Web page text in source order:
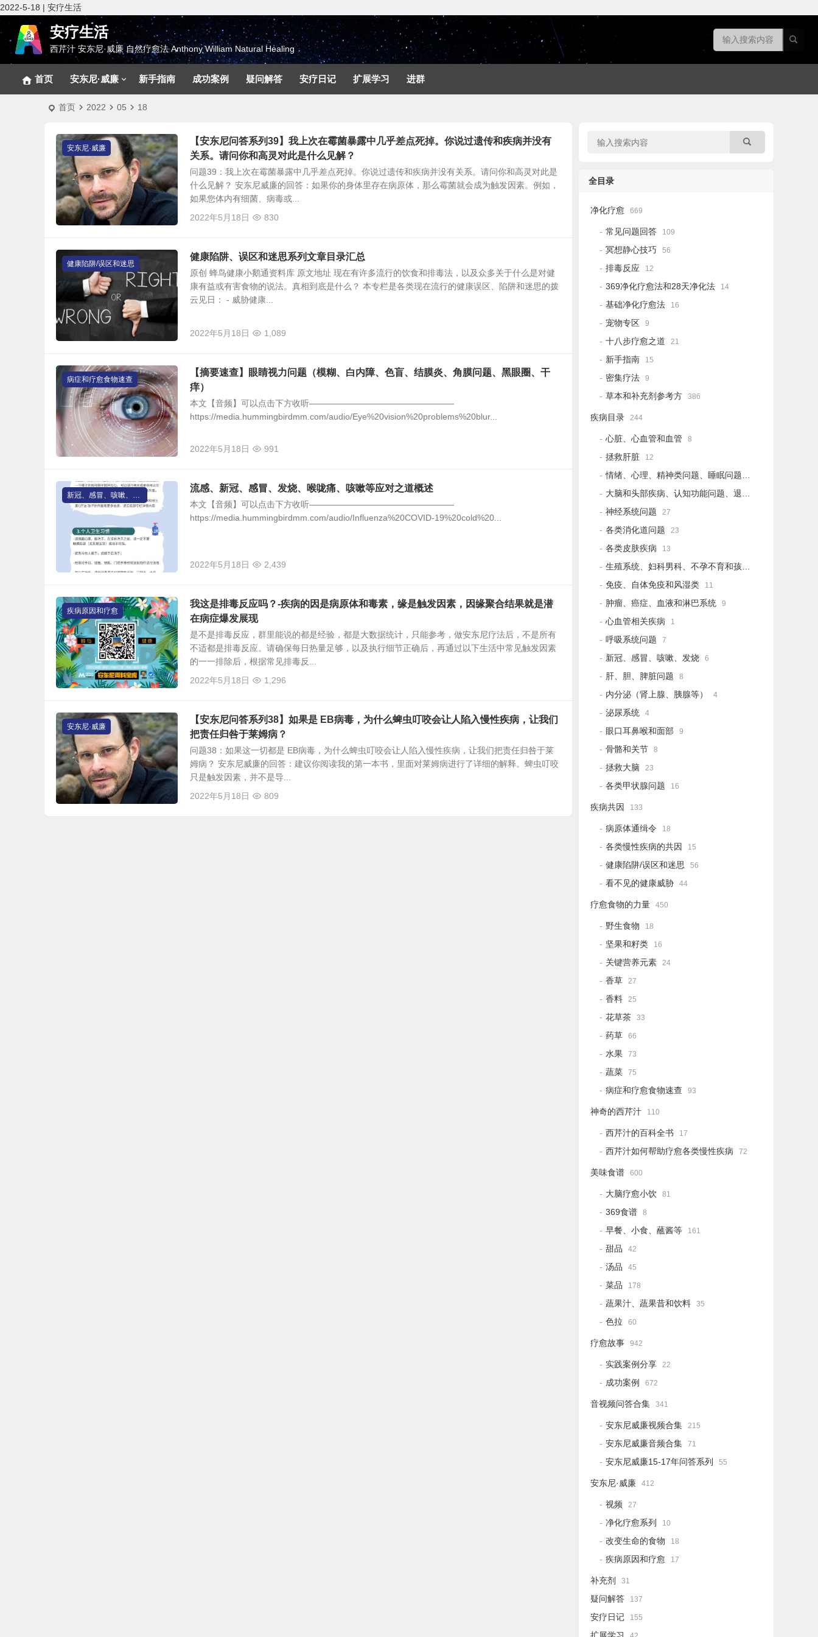
2022-5-18 | 安疗生活
安疗生活
西芹汁 安东尼·威廉 自然疗愈法 Anthony William Natural Healing
首页 安东尼·威廉 新手指南 成功案例 疑问解答 安疗日记 扩展学习 进群
首页 2022 05 18
安东尼·威廉
【安东尼问答系列39】我上次在霉菌暴露中几乎差点死掉。你说过遗传和疾病并没有
关系。请问你和高灵对此是什么见解？
问题39：我上次在霉菌暴露中几乎差点死掉。你说过遗传和疾病并没有关系。请问你和高灵对此是
什么见解？ 安东尼威廉的回答：如果你的身体里存在病原体，那么霉菌就会成为触发因素。例如，
如果您体内有细菌、病毒或...
2022年5月18日
830
健康陷阱/误区和迷思
健康陷阱、误区和迷思系列文章目录汇总
原创 蜂鸟健康小鹅通资料库 原文地址 现在有许多流行的饮食和排毒法，以及众多关于什么是对健
康有益或有害食物的说法。真相到底是什么？ 本专栏是各类现在流行的健康误区、陷阱和迷思的拨
云见日： - 威胁健康...
2022年5月18日 1,089
病症和疗愈食物速查
【摘要速查】眼睛视力问题（模糊、白内障、色盲、结膜炎、角膜问题、黑眼圈、干
痒）
本文【音频】可以点击下方收听—————————————————
https://media.hummingbirdmm.com/audio/Eye%20vision%20problems%20blur...
2022年5月18日 991
新冠、感冒、咳嗽、发烧
流感、新冠、感冒、发烧、喉咙痛、咳嗽等应对之道概述
本文【音频】可以点击下方收听—————————————————
https://media.hummingbirdmm.com/audio/Influenza%20COVID-19%20cold%20...
2022年5月18日 2,439
疾病原因和疗愈
我这是排毒反应吗？-疾病的因是病原体和毒素，缘是触发因素，因缘聚合结果就是潜
在病症爆发展现
是不是排毒反应，群里能说的都是经验，都是大数据统计，只能参考，做安东尼疗法后，不是所有
不适都是排毒反应。请确保每日热量足够，以及执行细节正确后，再通过以下生活中常见触发因素
的一一排除后，根据常见排毒反...
2022年5月18日
1,296
安东尼·威廉
【安东尼问答系列38】如果是 EB病毒，为什么蜱虫叮咬会让人陷入慢性疾病，让我们
把责任归咎于莱姆病？
问题38：如果这一切都是 EB病毒，为什么蜱虫叮咬会让人陷入慢性疾病，让我们把责任归咎于莱
姆病？ 安东尼威廉的回答：建议你阅读我的第一本书，里面对莱姆病进行了详细的解释。蜱虫叮咬
只是触发因素，并不是导...
2022年5月18日
809
全目录
净化疗愈 669
常见问题回答 109
冥想静心技巧 56
排毒反应 12
369净化疗愈法和28天净化法 14
基础净化疗愈法 16
宠物专区 9
十八步疗愈之道 21
新手指南 15
密集疗法 9
草本和补充剂参考方 386
疾病目录 244
心脏、心血管和血管 8
拯救肝脏 12
情绪、心理、精神类问题、睡眠问题 18
大脑和头部疾病、认知功能问题、退行性疾病
神经系统问题 27
各类消化道问题 23
各类皮肤疾病 13
生殖系统、妇科男科、不孕不育和孩子健康
免疫、自体免疫和风湿类 11
肿瘤、癌症、血液和淋巴系统 9
心血管相关疾病 1
呼吸系统问题 7
新冠、感冒、咳嗽、发烧 6
肝、胆、脾脏问题 8
内分泌（肾上腺、胰腺等） 4
泌尿系统 4
眼口耳鼻喉和面部 9
骨骼和关节 8
拯救大脑 23
各类甲状腺问题 16
疾病共因 133
病原体通缉令 18
各类慢性疾病的共因 15
健康陷阱/误区和迷思 56
看不见的健康威胁 44
疗愈食物的力量 450
野生食物 18
坚果和籽类 16
关键营养元素 24
香草 27
香料 25
花草茶 33
药草 66
水果 73
蔬菜 75
病症和疗愈食物速查 93
神奇的西芹汁 110
西芹汁的百科全书 17
西芹汁如何帮助疗愈各类慢性疾病 72
美味食谱 600
大脑疗愈小饮 81
369食谱 8
早餐、小食、蘸酱等 161
甜品 42
汤品 45
菜品 178
蔬果汁、蔬果昔和饮料 35
色拉 60
疗愈故事 942
实践案例分享 22
成功案例 672
音视频问答合集 341
安东尼威廉视频合集 215
安东尼威廉音频合集 71
安东尼威廉15-17年问答系列 55
安东尼·威廉 412
视频 27
净化疗愈系列 10
改变生命的食物 18
疾病原因和疗愈 17
补充剂 31
疑问解答 137
安疗日记 155